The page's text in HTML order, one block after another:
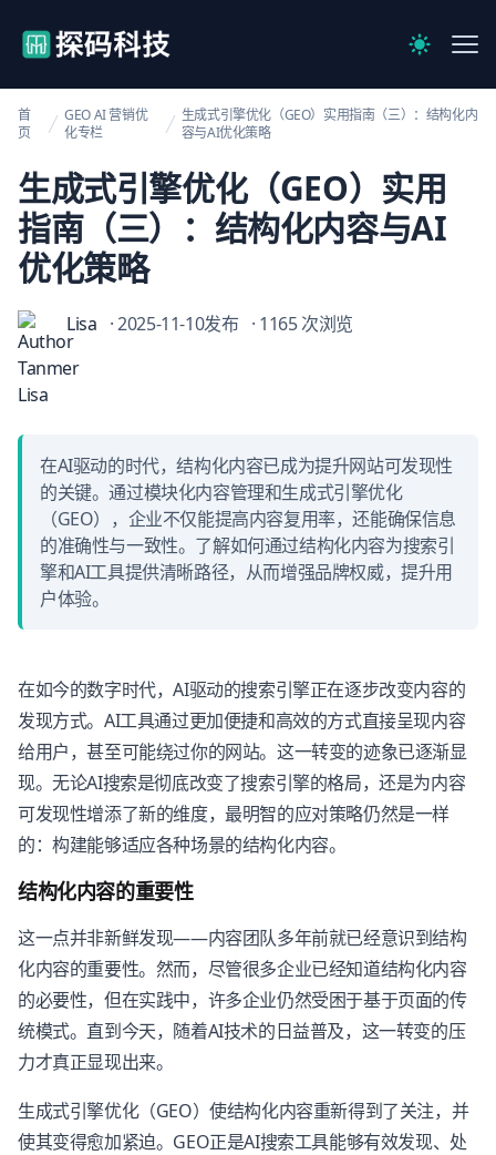
【官网】探码科技
Switch
首
页
GEO AI 营销优
化专栏
生成式引擎优化（GEO）实用指南（三）：结构化内
容与AI优化策略
生成式引擎优化（GEO）实用
指南（三）：结构化内容与AI
优化策略
Lisa · 2025-11-10发布 · 1165 次浏览
在AI驱动的时代，结构化内容已成为提升网站可发现性
的关键。通过模块化内容管理和生成式引擎优化
（GEO），企业不仅能提高内容复用率，还能确保信息
的准确性与一致性。了解如何通过结构化内容为搜索引
擎和AI工具提供清晰路径，从而增强品牌权威，提升用
户体验。
在如今的数字时代，AI驱动的搜索引擎正在逐步改变内容的
发现方式。AI工具通过更加便捷和高效的方式直接呈现内容
给用户，甚至可能绕过你的网站。这一转变的迹象已逐渐显
现。无论AI搜索是彻底改变了搜索引擎的格局，还是为内容
可发现性增添了新的维度，最明智的应对策略仍然是一样
的：构建能够适应各种场景的结构化内容。
结构化内容的重要性
这一点并非新鲜发现——内容团队多年前就已经意识到结构
化内容的重要性。然而，尽管很多企业已经知道结构化内容
的必要性，但在实践中，许多企业仍然受困于基于页面的传
统模式。直到今天，随着AI技术的日益普及，这一转变的压
力才真正显现出来。
生成式引擎优化（GEO）使结构化内容重新得到了关注，并
使其变得愈加紧迫。GEO正是AI搜索工具能够有效发现、处